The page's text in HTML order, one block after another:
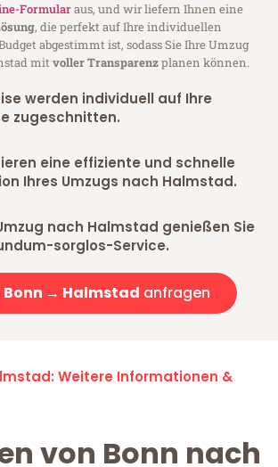
Formularaus, und wir liefern Ihnen eine
, die perfekt auf Ihre individuellen
abgestimmt ist, sodass Sie Ihre Umzug
mitvoller Transparenzplanen können.
werden individuell auf Ihre
zugeschnitten.
eine effiziente und schnelle
Ihres Umzugs nach Halmstad.
nach Halmstad genießen Sie
sorglos-Service.
Bonn → Halmstad anfragen
Weitere Informationen &
von Bonn nach